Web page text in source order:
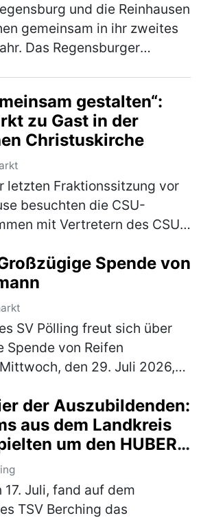
und die Reinhausen
gemeinsam in ihr zweites
Das Regensburger
gestalten“:
zu Gast in der
Christuskirche
letzten Fraktionssitzung vor
besuchten die CSU-
mit Vertretern des CSU-
Pfarrer
Spende von
SV Pölling freut sich über
Spende von Reifen
den 29. Juli 2026,
Der SV Pölling
der Auszubildenden:
aus dem Landkreis
um den HUBER
Juli, fand auf dem
TSV Berching das